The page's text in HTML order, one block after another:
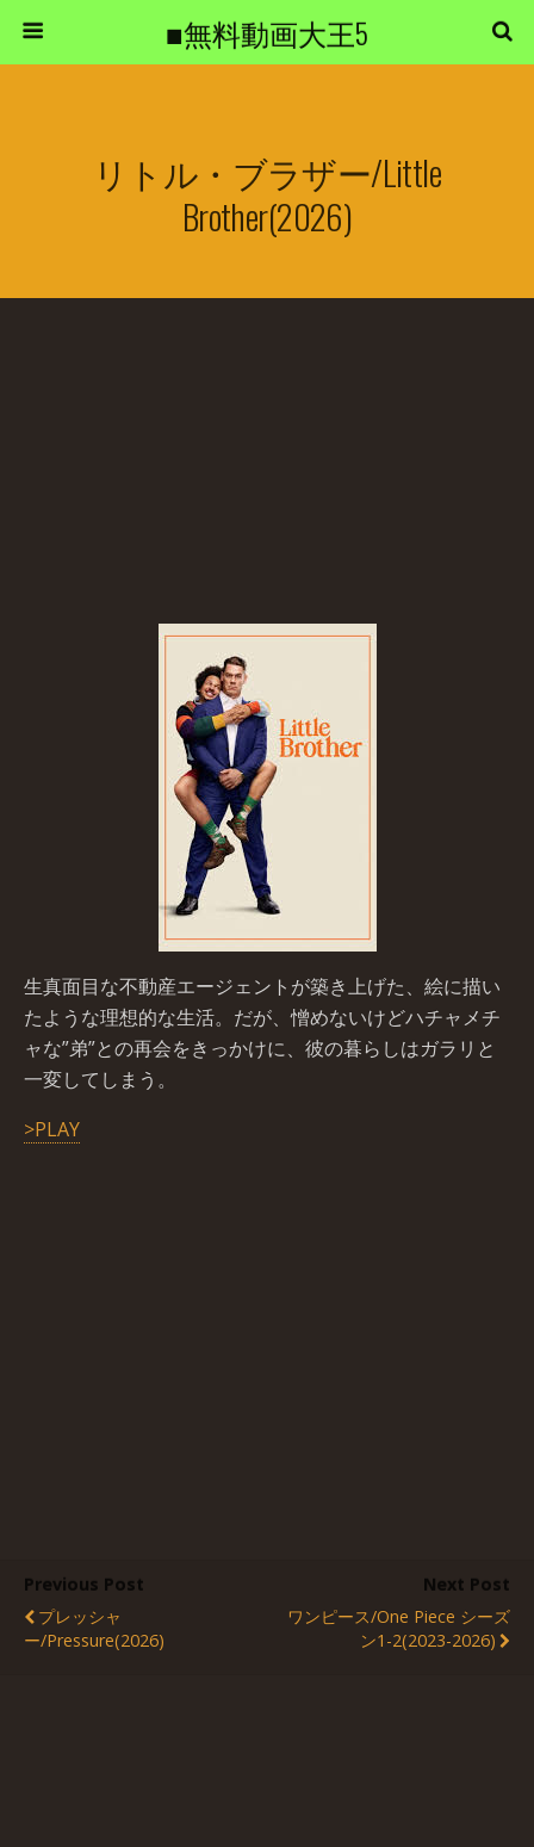
■無料動画大王5
リトル・ブラザー/Little
Brother(2026)
生真面目な不動産エージェントが築き上げた、絵に描い
たような理想的な生活。だが、憎めないけどハチャメチ
ャな”弟”との再会をきっかけに、彼の暮らしはガラリと
一変してしまう。
>PLAY
Previous Post
プレッシャ
ー/Pressure(2026)
Next Post
ワンピース/One Piece シーズ
ン1-2(2023-2026)